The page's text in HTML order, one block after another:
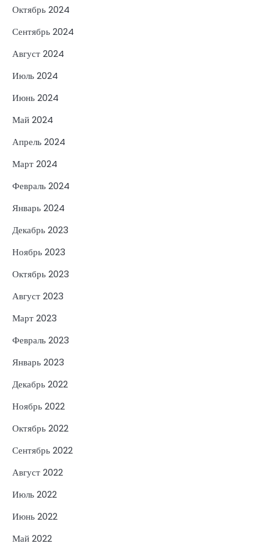
Октябрь 2024
Сентябрь 2024
Август 2024
Июль 2024
Июнь 2024
Май 2024
Апрель 2024
Март 2024
Февраль 2024
Январь 2024
Декабрь 2023
Ноябрь 2023
Октябрь 2023
Август 2023
Март 2023
Февраль 2023
Январь 2023
Декабрь 2022
Ноябрь 2022
Октябрь 2022
Сентябрь 2022
Август 2022
Июль 2022
Июнь 2022
Май 2022